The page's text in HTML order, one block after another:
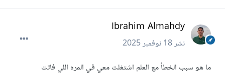
Ibrahim Almahdy
نشر18 نوفمبر 2025
ما هو سبب الخطأ مع العلم اشتغلت معي في المره اللي فاتت